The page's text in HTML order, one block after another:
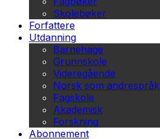
Skolebøker
Forfattere
Utdanning
Barnehage
Grunnskole
Videregående
Norsk som andrespråk
Fagskole
Akademisk
Forskning
Abonnement